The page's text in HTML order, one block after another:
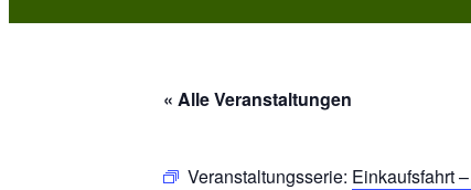
« Alle Veranstaltungen
Veranstaltungsserie: Einkaufsfahrt